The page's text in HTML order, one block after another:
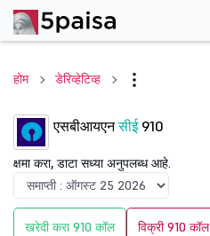
होम डेरिव्हेटिव्ह
एसबीआयएनसीई910
क्षमा करा, डाटा सध्या अनुपलब्ध आहे.
खरेदी करा 910 कॉल विक्री 910 कॉल